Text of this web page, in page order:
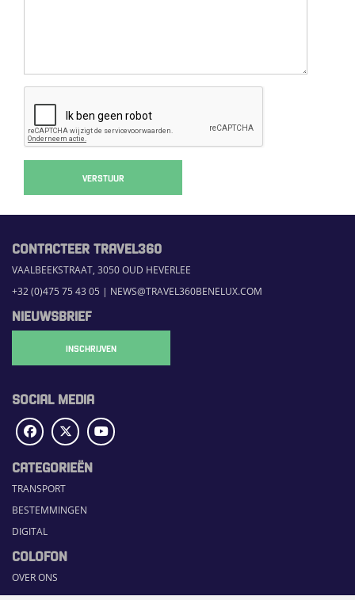
VERSTUUR
CONTACTEER TRAVEL360
VAALBEEKSTRAAT, 3050 OUD HEVERLEE
+32 (0)475 75 43 05 | NEWS@TRAVEL360BENELUX.COM
NIEUWSBRIEF
INSCHRIJVEN
SOCIAL MEDIA
CATEGORIEËN
TRANSPORT
BESTEMMINGEN
DIGITAL
COLOFON
OVER ONS